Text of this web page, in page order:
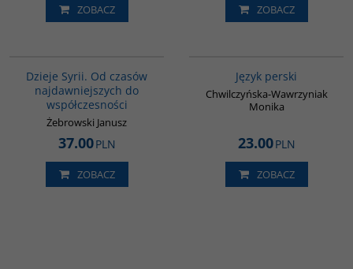
ZOBACZ ZOBACZ
Dzieje Syrii. Od czasów
najdawniejszych do
współczesności
Żebrowski Janusz
37.00PLN
ZOBACZ
Język perski
Chwilczyńska-Wawrzyniak
Monika
23.00PLN
ZOBACZ